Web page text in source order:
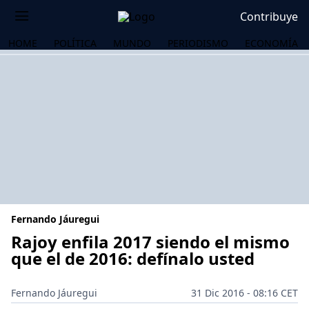
Contribuye
HOME POLÍTICA MUNDO PERIODISMO ECONOMÍA
Fernando Jáuregui
Rajoy enfila 2017 siendo el mismo
que el de 2016: defínalo usted
Fernando Jáuregui
31 Dic 2016 - 08:16 CET